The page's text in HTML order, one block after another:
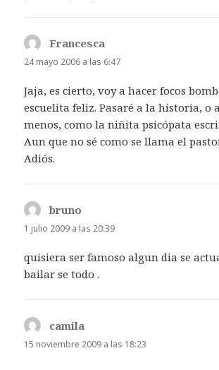
Francesca
24 mayo 2006 a las 6:47
Jaja, es cierto, voy a hacer focos
escuelita feliz. Pasaré a la historia, o
menos, como la niñita psicópata
Aun que no sé como se llama el
Adiós.
bruno
1 julio 2009 a las 20:39
quisiera ser famoso algun dia se
bailar se todo .
camila
15 noviembre 2009 a las 18:23